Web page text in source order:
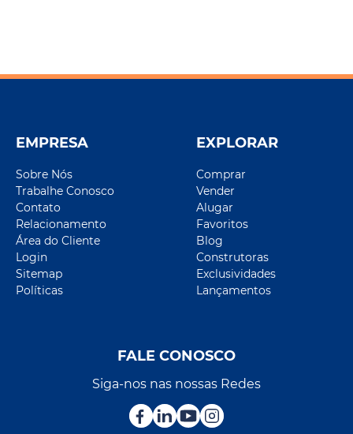
EMPRESA
Sobre Nós
Trabalhe Conosco
Contato
Relacionamento
Área do Cliente
Login
Sitemap
Políticas
EXPLORAR
Comprar
Vender
Alugar
Favoritos
Blog
Construtoras
Exclusividades
Lançamentos
FALE CONOSCO
Siga-nos nas nossas Redes